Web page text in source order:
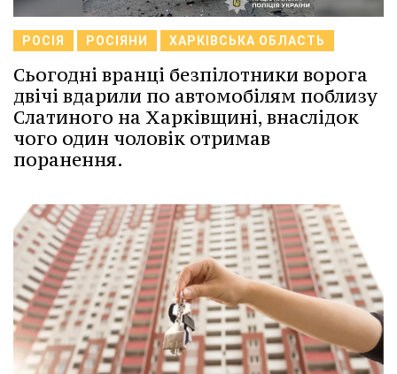
РОСІЯ РОСІЯНИ ХАРКІВСЬКА ОБЛАСТЬ
Сьогодні вранці безпілотники ворога
двічі вдарили по автомобілям поблизу
Слатиного на Харківщині, внаслідок
чого один чоловік отримав
поранення.